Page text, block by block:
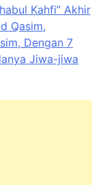
Qasim,
Dengan 7
Jiwa-jiwa